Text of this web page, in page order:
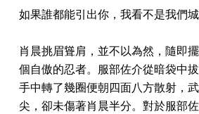
如果誰都能引出你，我看不是我們城
肖晨挑眉聳肩，並不以為然，隨即
個自傲的忍者。服部佐介從暗袋中
手中轉了幾圈便朝四面八方散射，
尖，卻未傷著肖晨半分。對於服部